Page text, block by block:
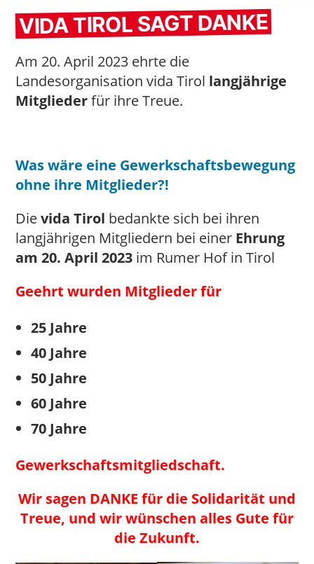
VIDA TIROL SAGT DANKE
Am 20. April 2023 ehrte die
Landesorganisation vida Tirol langjährige
Mitgliederfür ihre Treue.
Was wäre eine Gewerkschaftsbewegung
ohne ihre Mitglieder?!
Dievida Tirol bedankte sich bei ihren
langjährigen Mitgliedern bei einer Ehrung
am 20. April 2023 im Rumer Hof in Tirol
Geehrt wurden Mitglieder für
25 Jahre
40 Jahre
50 Jahre
60 Jahre
70 Jahre
Gewerkschaftsmitgliedschaft.
Wir sagen DANKE für die Solidarität und
Treue, und wir wünschen alles Gute für
die Zukunft.